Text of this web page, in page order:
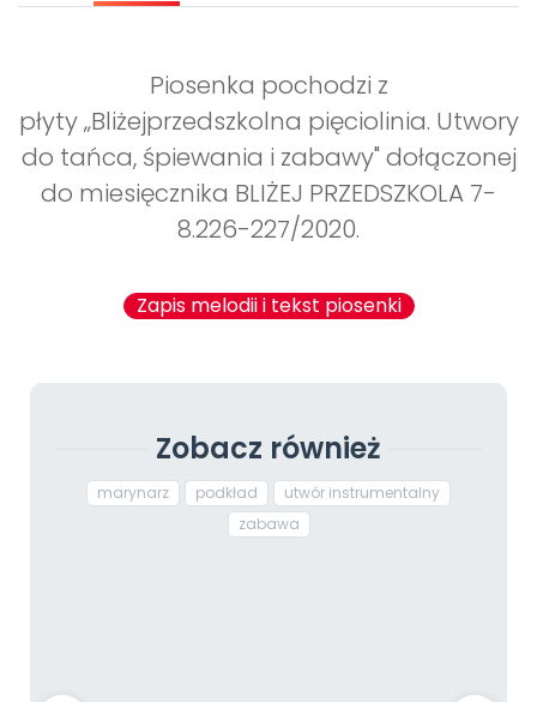
Piosenka pochodzi z
płyty „Bliżejprzedszkolna pięciolinia. Utwory
do tańca, śpiewania i zabawy" dołączonej
do miesięcznika BLIŻEJ PRZEDSZKOLA 7-
8.226-227/2020.
Zapis melodii i tekst piosenki
Zobacz również
marynarz podkład
utwór instrumentalny
zabawa